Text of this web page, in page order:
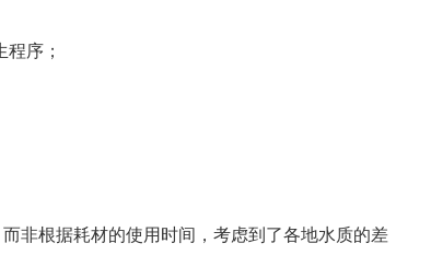
序；
非根据耗材的使用时间，考虑到了各地水质的差